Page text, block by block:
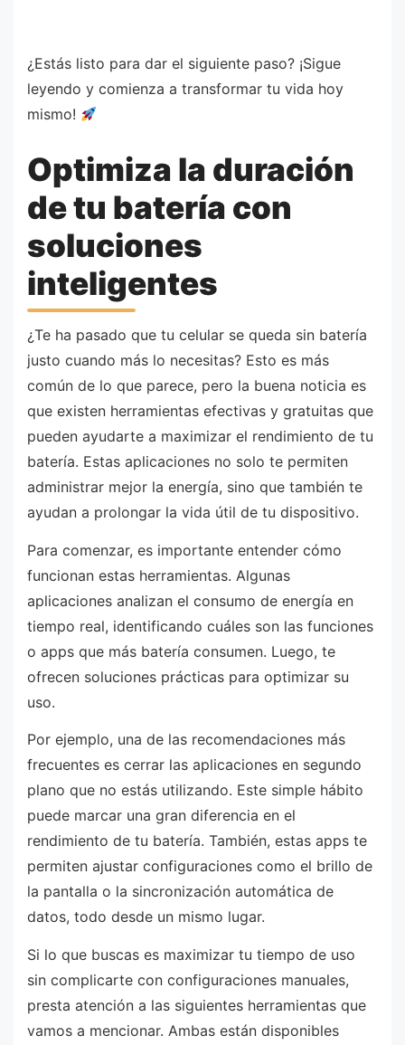
¿Estás listo para dar el siguiente paso? ¡Sigue
leyendo y comienza a transformar tu vida hoy
mismo!
Optimiza la duración
de tu batería con
soluciones
inteligentes
¿Te ha pasado que tu celular se queda sin batería
justo cuando más lo necesitas? Esto es más
común de lo que parece, pero la buena noticia es
que existen herramientas efectivas y gratuitas que
pueden ayudarte a maximizar el rendimiento de tu
batería. Estas aplicaciones no solo te permiten
administrar mejor la energía, sino que también te
ayudan a prolongar la vida útil de tu dispositivo.
Para comenzar, es importante entender cómo
funcionan estas herramientas. Algunas
aplicaciones analizan el consumo de energía en
tiempo real, identificando cuáles son las funciones
o apps que más batería consumen. Luego, te
ofrecen soluciones prácticas para optimizar su
uso.
Por ejemplo, una de las recomendaciones más
frecuentes es cerrar las aplicaciones en segundo
plano que no estás utilizando. Este simple hábito
puede marcar una gran diferencia en el
rendimiento de tu batería. También, estas apps te
permiten ajustar configuraciones como el brillo de
la pantalla o la sincronización automática de
datos, todo desde un mismo lugar.
Si lo que buscas es maximizar tu tiempo de uso
sin complicarte con configuraciones manuales,
presta atención a las siguientes herramientas que
vamos a mencionar. Ambas están disponibles